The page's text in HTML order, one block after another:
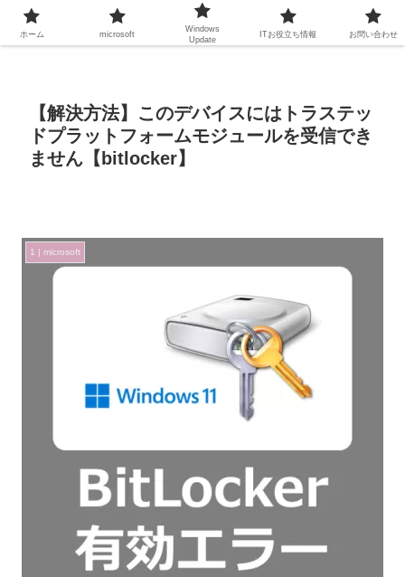
【解決方法】このデバイスにはトラステッ
ドプラットフォームモジュールを受信でき
ません【bitlocker】
1 | microsoft
ホーム microsoft
Windows
Update
ITお役立ち情報 お問い合わせ